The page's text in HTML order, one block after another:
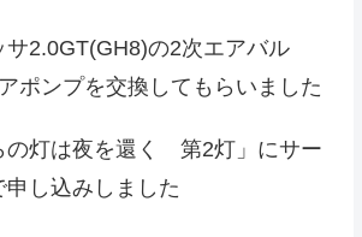
サ2.0GT(GH8)の2次エアバル
ポンプを交換してもらいました
の灯は夜を還く 第2灯」にサー
申し込みしました